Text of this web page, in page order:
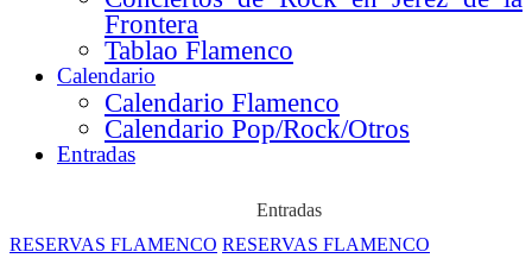
Frontera
Tablao Flamenco
Calendario
Calendario Flamenco
Calendario Pop/Rock/Otros
Entradas
Entradas
RESERVAS FLAMENCO RESERVAS FLAMENCO